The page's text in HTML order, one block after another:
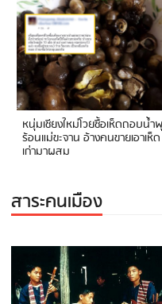
หนุ่มเชียงใหม่โวยซื้อเห็ดถอบน้ำพุ
ร้อนแม่ขะจาน อ้างคนขายเอาเห็ด
เก่ามาผสม
สาระคนเมือง